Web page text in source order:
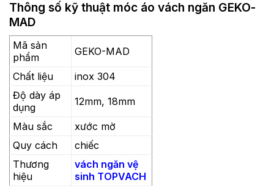
Thông số kỹ thuật móc áo vách ngăn GEKO-
MAD
Mã sản
phẩm
GEKO-MAD
Chất liệu
inox 304
Độ dày áp
dụng
12mm, 18mm
Màu sắc
xước mờ
Quy cách
chiếc
Thương
hiệu
vách ngăn vệ
sinh TOPVACH